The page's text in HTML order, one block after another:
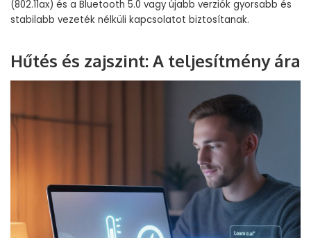
(802.11ax) és a Bluetooth 5.0 vagy újabb verziók gyorsabb és
stabilabb vezeték nélküli kapcsolatot biztosítanak.
Hűtés és zajszint: A teljesítmény ára